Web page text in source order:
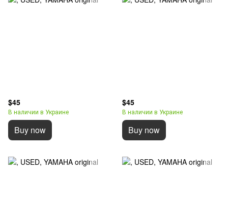
$45
В наличии в Украине
Buy now
$45
В наличии в Украине
Buy now